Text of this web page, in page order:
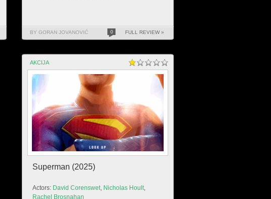
BY GORAN JOVANOVIĆ 0 FULL REVIEW »
AKCIJA
Superman (2025)
Actors: David Corenswet, Nicholas Hoult,
Rachel Brosnahan